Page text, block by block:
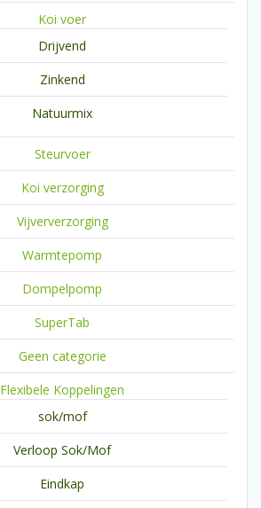
Koi voer
Drijvend
Zinkend
Natuurmix
Steurvoer
Koi verzorging
Vijververzorging
Warmtepomp
Dompelpomp
SuperTab
Geen categorie
Flexibele Koppelingen
sok/mof
Verloop Sok/Mof
Eindkap